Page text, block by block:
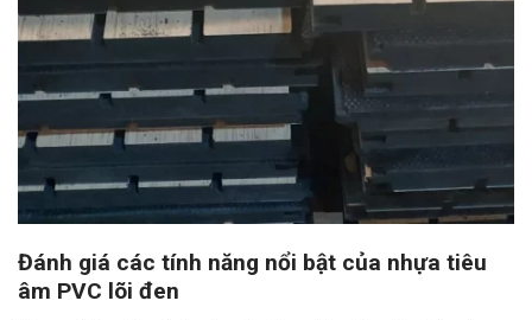
Đánh giá các tính năng nổi bật của nhựa tiêu
âm PVC lõi đen